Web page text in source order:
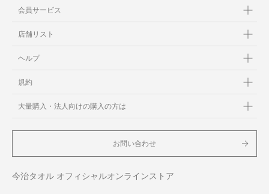
会員サービス
店舗リスト
ヘルプ
規約
大量購入・法人向けの購入の方は
お問い合わせ
今治タオル オフィシャルオンラインストア